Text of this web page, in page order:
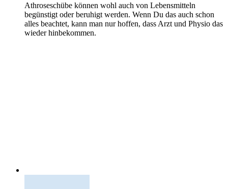
Athroseschübe können wohl auch von Lebensmitteln
begünstigt oder beruhigt werden. Wenn Du das auch schon
alles beachtet, kann man nur hoffen, dass Arzt und Physio das
wieder hinbekommen.